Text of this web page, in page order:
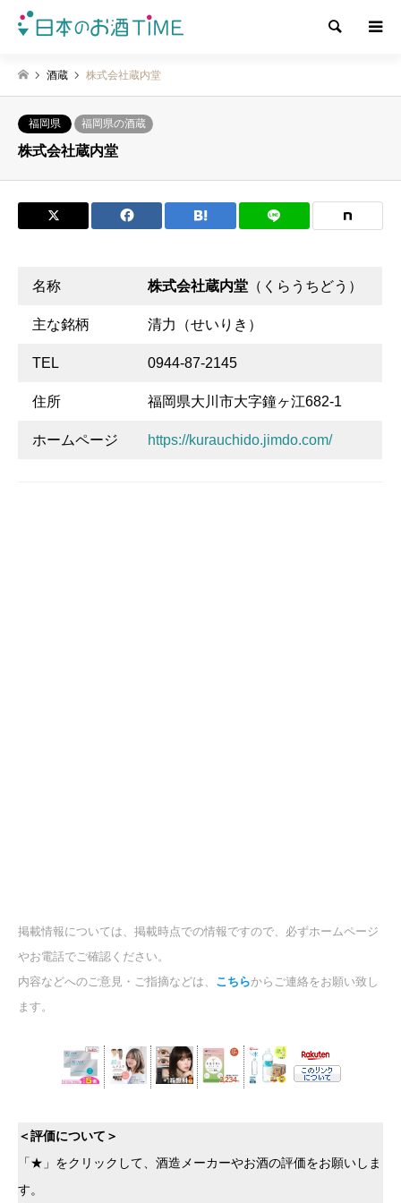
検索
酒蔵 株式会社蔵内堂
福岡県 福岡県の酒蔵
株式会社蔵内堂
名称 株式会社蔵内堂 （くらうちどう）
主な銘柄 清力（せいりき）
TEL 0944-87-2145
住所 福岡県大川市大字鐘ヶ江682-1
ホームページ https://kurauchido.jimdo.com/
掲載情報については、掲載時点での情報ですので、必ずホームページ
やお電話でご確認ください。
内容などへのご意見・ご指摘などは、 こちらからご連絡をお願い致し
ます。
＜評価について＞
「★」をクリックして、酒造メーカーやお酒の評価をお願いしま
す。